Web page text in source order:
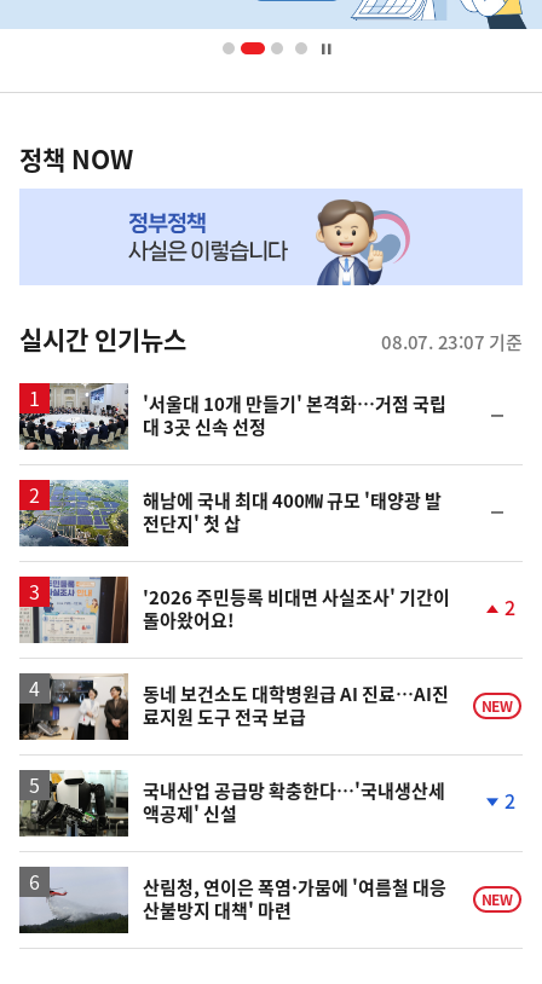
영
책
NOW,
뉴
스
정책 NOW
실시간 인기뉴스 08.07. 23:07 기준
'서울대 10개 만들기' 본격화…거점 국립
대 3곳 신속 선정
일
해남에 국내 최대 400㎿ 규모 '태양광 발
전단지' 첫 삽
일
'2026 주민등록 비대면 사실조사' 기간이
돌아왔어요!
상
승
2
동네 보건소도 대학병원급 AI 진료…AI진
료지원 도구 전국 보급
NEW
국내산업 공급망 확충한다…'국내생산세
액공제' 신설
하
락
2
산림청, 연이은 폭염·가뭄에 '여름철 대응
산불방지 대책' 마련
NEW